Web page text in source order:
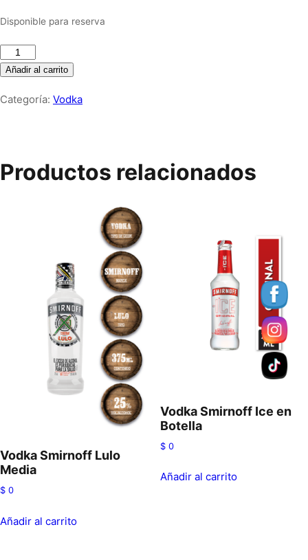
Disponible para reserva
Vodka
Smirnoff
en
Añadir al carrito
Categoría: Vodka
Productos relacionados
Vodka Smirnoff Lulo
Media
$ 0
Añadir al carrito
Vodka Smirnoff Ice en
Botella
$0
Añadir al carrito